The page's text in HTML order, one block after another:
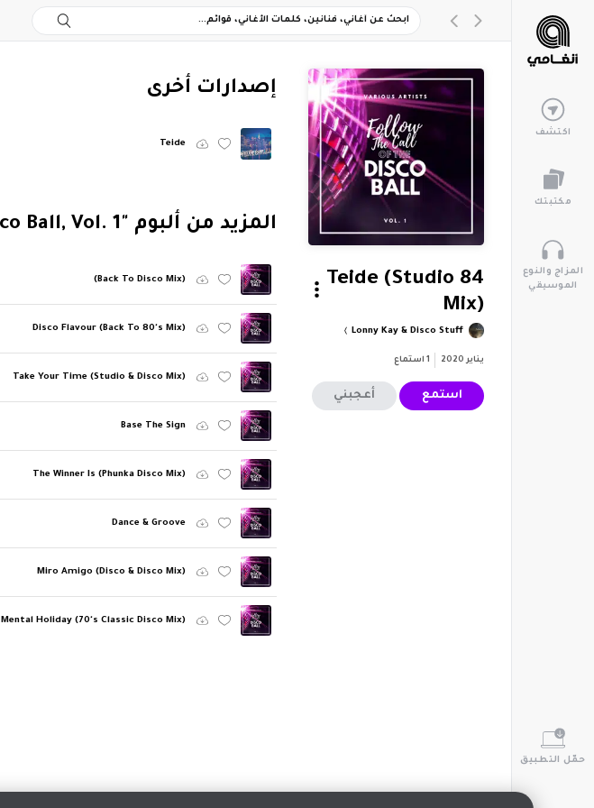
اكتشف
مكتبتك
المزاج والنوع
الموسيقي
حمّل التطبيق
Teide (Studio 84
Mix)
Lonny Kay & Disco Stuff
يناير 2020 1 استماع
استمع أعجبني
‏إصدارات أخرى
Teide
‏المزيد من ألبوم "Follow The Call Of The Disco Ball, Vol. 1"
(Back To Disco Mix)
Disco Flavour (Back To 80's Mix)
Take Your Time (Studio & Disco Mix)
Base The Sign
The Winner Is (Phunka Disco Mix)
Dance & Groove
Miro Amigo (Disco & Disco Mix)
Mental Holiday (70's Classic Disco Mix)